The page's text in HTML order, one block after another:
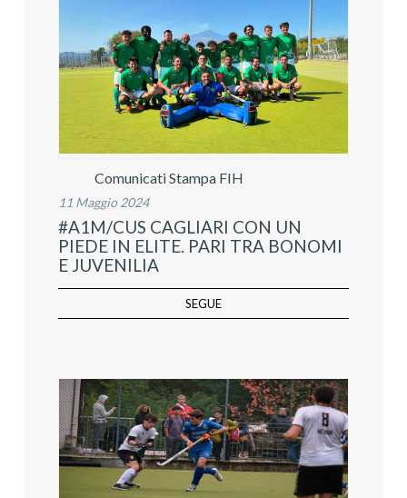
Comunicati Stampa FIH
11 Maggio 2024
#A1M/CUS CAGLIARI CON UN
PIEDE IN ELITE. PARI TRA BONOMI
E JUVENILIA
SEGUE